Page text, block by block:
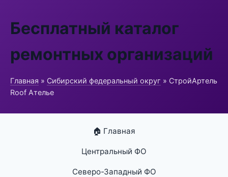
Бесплатный каталог
ремонтных организаций
Главная » Сибирский федеральный округ » СтройАртель
Roof Ателье
🏠 Главная
Центральный ФО
Северо-Западный ФО